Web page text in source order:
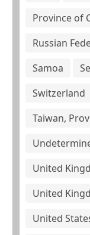
Province of
Russian
Samoa
Switzerland
Taiwan,
United
United
United